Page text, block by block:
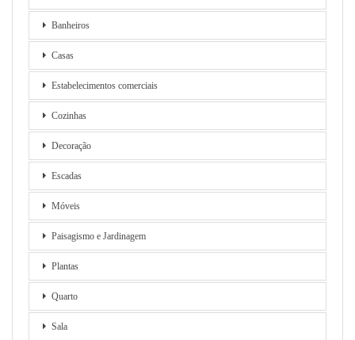
Banheiros
Casas
Estabelecimentos comerciais
Cozinhas
Decoração
Escadas
Móveis
Paisagismo e Jardinagem
Plantas
Quarto
Sala